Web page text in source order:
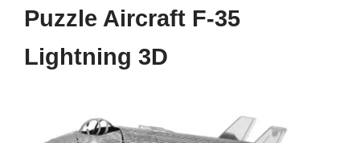
Puzzle Aircraft F-35
Lightning 3D